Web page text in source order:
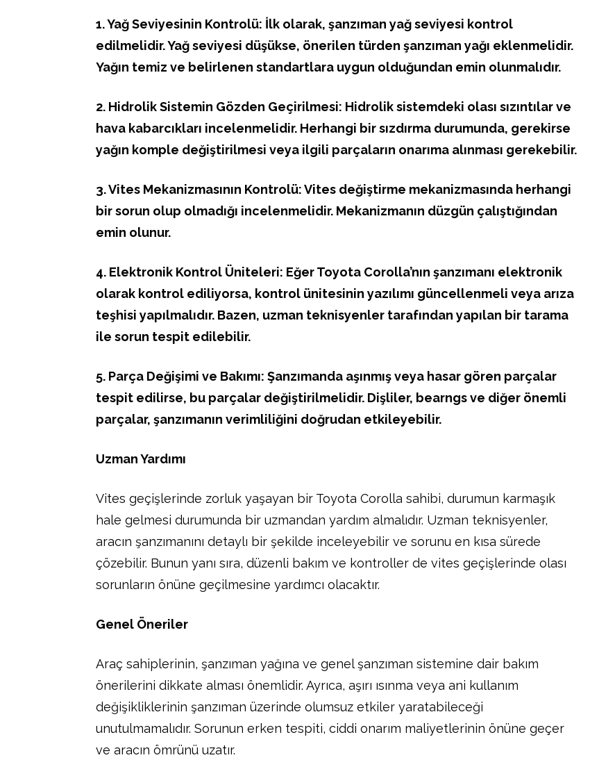
1. Yağ Seviyesinin Kontrolü: İlk olarak, şanzıman yağ seviyesi kontrol
edilmelidir. Yağ seviyesi düşükse, önerilen türden şanzıman yağı eklenmelidir.
Yağın temiz ve belirlenen standartlara uygun olduğundan emin olunmalıdır.
2. Hidrolik Sistemin Gözden Geçirilmesi: Hidrolik sistemdeki olası sızıntılar ve
hava kabarcıkları incelenmelidir. Herhangi bir sızdırma durumunda, gerekirse
yağın komple değiştirilmesi veya ilgili parçaların onarıma alınması gerekebilir.
3. Vites Mekanizmasının Kontrolü: Vites değiştirme mekanizmasında herhangi
bir sorun olup olmadığı incelenmelidir. Mekanizmanın düzgün çalıştığından
emin olunur.
4. Elektronik Kontrol Üniteleri: Eğer Toyota Corolla’nın şanzımanı elektronik
olarak kontrol ediliyorsa, kontrol ünitesinin yazılımı güncellenmeli veya arıza
teşhisi yapılmalıdır. Bazen, uzman teknisyenler tarafından yapılan bir tarama
ile sorun tespit edilebilir.
5. Parça Değişimi ve Bakımı: Şanzımanda aşınmış veya hasar gören parçalar
tespit edilirse, bu parçalar değiştirilmelidir. Dişliler, bearngs ve diğer önemli
parçalar, şanzımanın verimliliğini doğrudan etkileyebilir.
Uzman Yardımı
Vites geçişlerinde zorluk yaşayan bir Toyota Corolla sahibi, durumun karmaşık
hale gelmesi durumunda bir uzmandan yardım almalıdır. Uzman teknisyenler,
aracın şanzımanını detaylı bir şekilde inceleyebilir ve sorunu en kısa sürede
çözebilir. Bunun yanı sıra, düzenli bakım ve kontroller de vites geçişlerinde olası
sorunların önüne geçilmesine yardımcı olacaktır.
Genel Öneriler
Araç sahiplerinin, şanzıman yağına ve genel şanzıman sistemine dair bakım
önerilerini dikkate alması önemlidir. Ayrıca, aşırı ısınma veya ani kullanım
değişikliklerinin şanzıman üzerinde olumsuz etkiler yaratabileceği
unutulmamalıdır. Sorunun erken tespiti, ciddi onarım maliyetlerinin önüne geçer
ve aracın ömrünü uzatır.